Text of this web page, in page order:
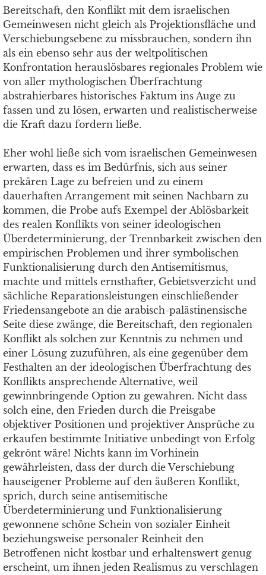
Bereitschaft, den Konflikt mit dem israelischen
Gemeinwesen nicht gleich als Projektionsfläche und
Verschiebungsebene zu missbrauchen, sondern ihn
als ein ebenso sehr aus der weltpolitischen
Konfrontation herauslösbares regionales Problem wie
von aller mythologischen Überfrachtung
abstrahierbares historisches Faktum ins Auge zu
fassen und zu lösen, erwarten und realistischerweise
die Kraft dazu fordern ließe.
Eher wohl ließe sich vom israelischen Gemeinwesen
erwarten, dass es im Bedürfnis, sich aus seiner
prekären Lage zu befreien und zu einem
dauerhaften Arrangement mit seinen Nachbarn zu
kommen, die Probe aufs Exempel der Ablösbarkeit
des realen Konflikts von seiner ideologischen
Überdeterminierung, der Trennbarkeit zwischen den
empirischen Problemen und ihrer symbolischen
Funktionalisierung durch den Antisemitismus,
machte und mittels ernsthafter, Gebietsverzicht und
sächliche Reparationsleistungen einschließender
Friedensangebote an die arabisch-palästinensische
Seite diese zwänge, die Bereitschaft, den regionalen
Konflikt als solchen zur Kenntnis zu nehmen und
einer Lösung zuzuführen, als eine gegenüber dem
Festhalten an der ideologischen Überfrachtung des
Konflikts ansprechende Alternative, weil
gewinnbringende Option zu gewahren. Nicht dass
solch eine, den Frieden durch die Preisgabe
objektiver Positionen und projektiver Ansprüche zu
erkaufen bestimmte Initiative unbedingt von Erfolg
gekrönt wäre! Nichts kann im Vorhinein
gewährleisten, dass der durch die Verschiebung
hauseigener Probleme auf den äußeren Konflikt,
sprich, durch seine antisemitische
Überdeterminierung und Funktionalisierung
gewonnene schöne Schein von sozialer Einheit
beziehungsweise personaler Reinheit den
Betroffenen nicht kostbar und erhaltenswert genug
erscheint, um ihnen jeden Realismus zu verschlagen